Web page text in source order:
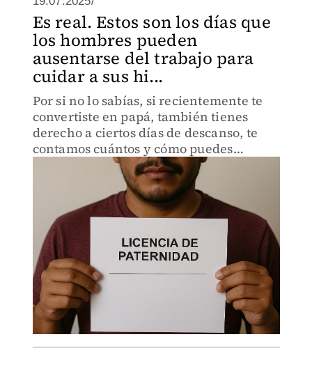
Es real. Estos son los días que
los hombres pueden
ausentarse del trabajo para
cuidar a sus hi...
Por si no lo sabías, si recientemente te
convertiste en papá, también tienes
derecho a ciertos días de descanso, te
contamos cuántos y cómo puedes